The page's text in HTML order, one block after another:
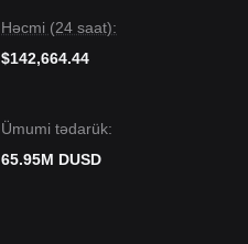
Həcmi (24 saat):
$142,664.44
Ümumi tədarük:
65.95M DUSD